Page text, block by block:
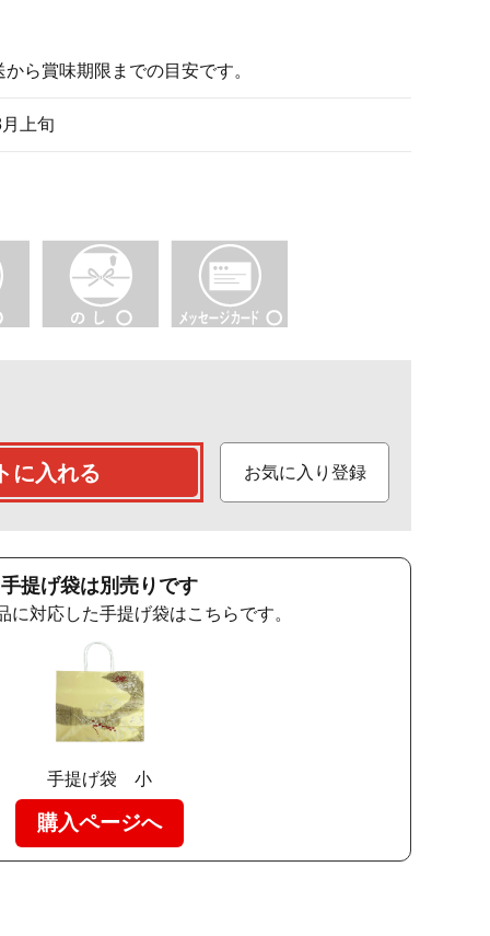
ら賞味期限までの目安です。
上旬
に入れる お気に入り登録
手提げ袋は別売りです
に対応した手提げ袋はこちらです。
手提げ袋 小
購入ページへ